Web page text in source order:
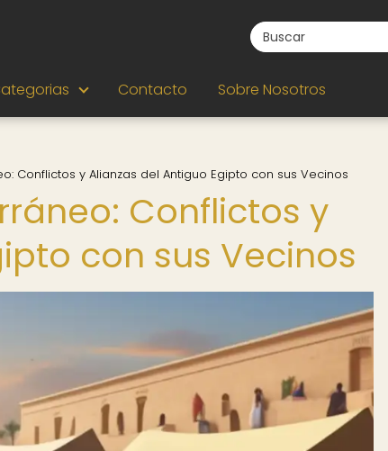
Contacto Sobre Nosotros
Conflictos y Alianzas del Antiguo Egipto con sus Vecinos
Conflictos y
con sus Vecinos